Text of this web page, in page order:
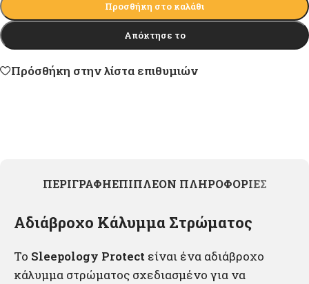
Προσθήκη στο καλάθι
Απόκτησε το
Πρόσθήκη στην λίστα επιθυμιών
ΠΕΡΙΓΡΑΦΉΕΠΙΠΛΈΟΝ ΠΛΗΡΟΦΟΡΊΕΣ
Αδιάβροχο Κάλυμμα Στρώματος
Το Sleepology Protect είναι ένα αδιάβροχο
κάλυμμα στρώματος σχεδιασμένο για να